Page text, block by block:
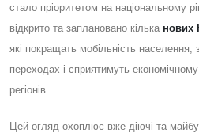
стало пріоритетом на національному
відкрито та заплановано кілька нових
які покращать мобільність
переходах і сприятимуть
регіонів.
Цей огляд охоплює вже діючі та